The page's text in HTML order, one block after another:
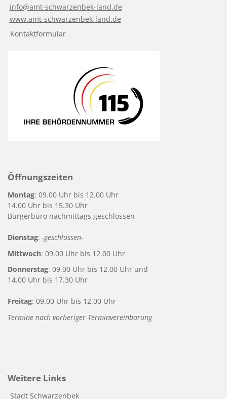
info@amt-schwarzenbek-land.de
www.amt-schwarzenbek-land.de
Kontaktformular
Öffnungszeiten
Montag: 09.00 Uhr bis 12.00 Uhr
14.00 Uhr bis 15.30 Uhr
Bürgerbüro nachmittags geschlossen
Dienstag: -geschlossen-
Mittwoch: 09.00 Uhr bis 12.00 Uhr
Donnerstag: 09.00 Uhr bis 12.00 Uhr und
14.00 Uhr bis 17.30 Uhr
Freitag: 09.00 Uhr bis 12.00 Uhr
Termine nach vorheriger Terminvereinbarung
Weitere Links
Stadt Schwarzenbek